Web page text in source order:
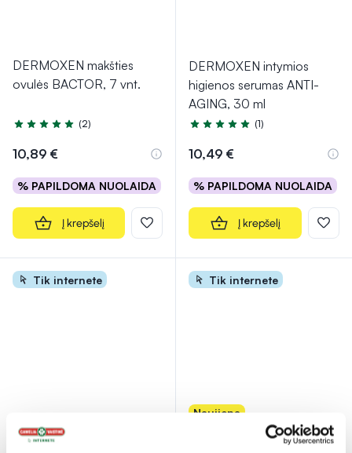
DERMOXEN makšties
ovulės BACTOR, 7 vnt.
Įvertinimas 5.0 iš 5
(2)
10,89 €
% PAPILDOMA NUOLAIDA
Į krepšelį
DERMOXEN intymios
higienos serumas ANTI-
AGING, 30 ml
Įvertinimas 5.0 iš 5
(1)
10,49 €
% PAPILDOMA NUOLAIDA
Į krepšelį
Tik internete
DERMOXEN intymios
Tik internete
Naujiena
DERMOXEN intymios